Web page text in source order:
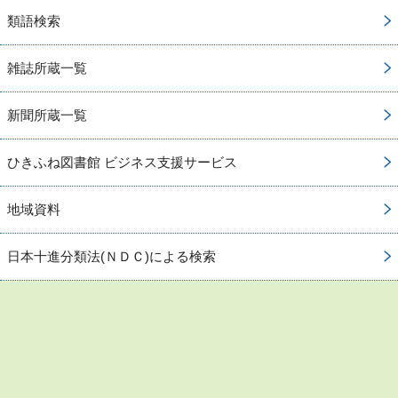
類語検索
雑誌所蔵一覧
新聞所蔵一覧
ひきふね図書館 ビジネス支援サービス
地域資料
日本十進分類法(ＮＤＣ)による検索